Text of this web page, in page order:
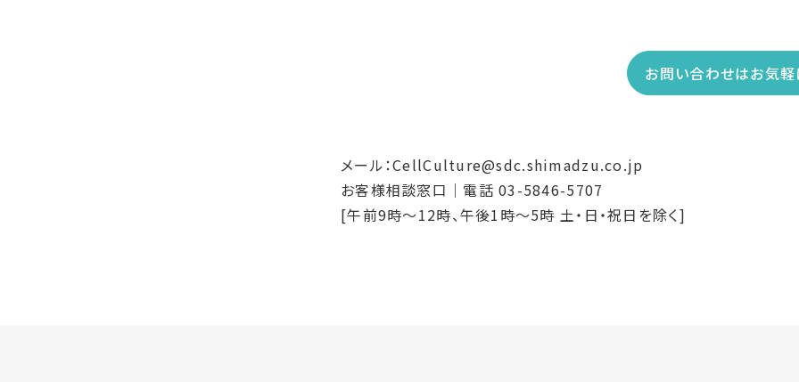
お問い合わせはお気軽
メール：CellCulture@sdc.shimadzu.co.jp
お客様相談窓口｜電話 03-5846-5707
[午前9時〜12時、午後1時〜5時 土・日・祝日を除く]